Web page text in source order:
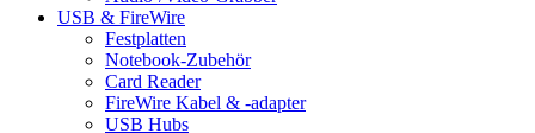
USB & FireWire
Festplatten
Notebook-Zubehör
Card Reader
FireWire Kabel & -adapter
USB Hubs